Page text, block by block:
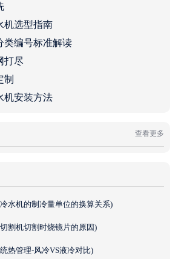
机选型指南
类编号标准解读
打尽
制
机安装方法
查看更多
水机的制冷量单位的换算关系)
割机切割时烧镜片的原因)
热管理-风冷VS液冷对比)